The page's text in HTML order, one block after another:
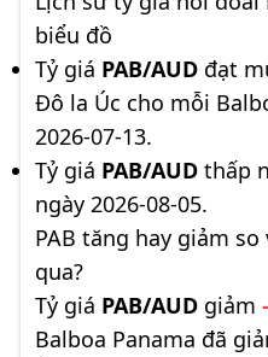
biểu đồ
Tỷ giá PAB/AUD đạt
Đô la Úc cho mỗi
2026-07-13.
Tỷ giá PAB/AUD thấp
ngày 2026-08-05.
PAB tăng hay giảm
qua?
Tỷ giá PAB/AUD giảm
Balboa Panama đã